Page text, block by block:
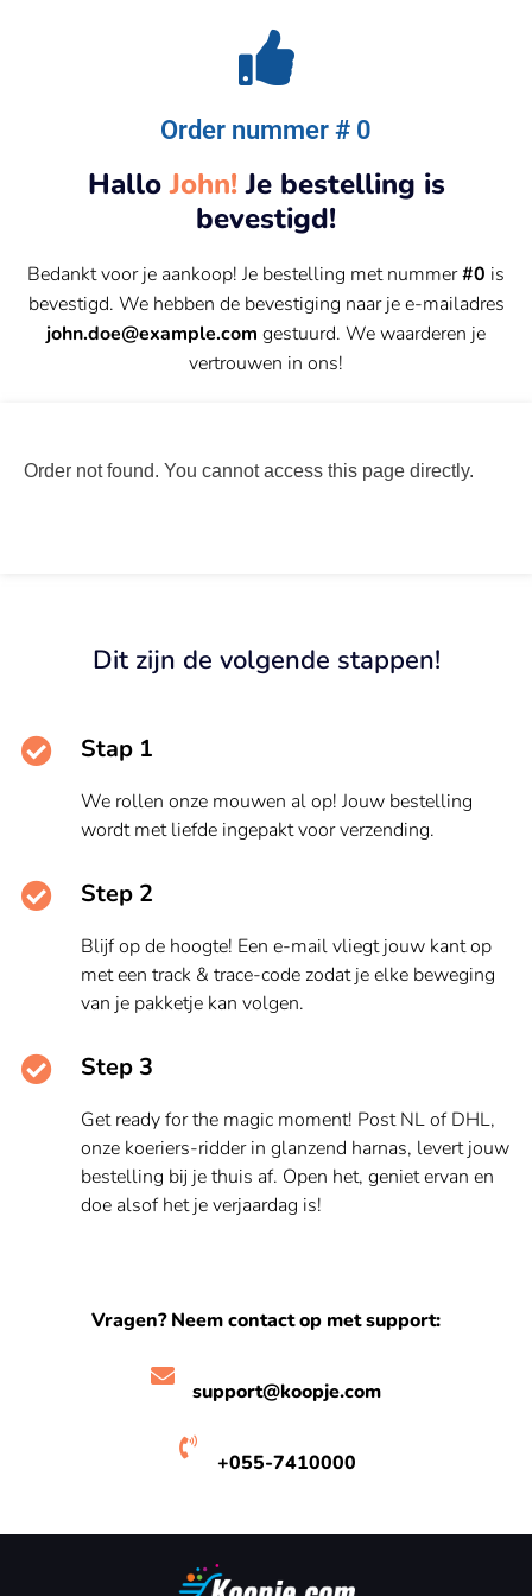
Order nummer # 0
HalloJohn! Je bestelling is
bevestigd!
Bedankt voor je aankoop! Je bestelling met nummer#0 is
bevestigd. We hebben de bevestiging naar je e-mailadres
john.doe@example.com gestuurd. We waarderen je
vertrouwen in ons!
Order not found. You cannot access this page directly.
Dit zijn de volgende stappen!
Stap 1
We rollen onze mouwen al op! Jouw bestelling
wordt met liefde ingepakt voor verzending.
Step 2
Blijf op de hoogte! Een e-mail vliegt jouw kant op
met een track & trace-code zodat je elke beweging
van je pakketje kan volgen.
Step 3
Get ready for the magic moment! Post NL of DHL,
onze koeriers-ridder in glanzend harnas, levert jouw
bestelling bij je thuis af. Open het, geniet ervan en
doe alsof het je verjaardag is!
Vragen? Neem contact op met support:
support@koopje.com
+055-7410000